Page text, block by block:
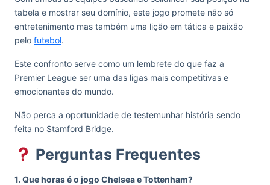
tabela e mostrar seu domínio, este jogo promete não só
entretenimento mas também uma lição em tática e paixão
pelo futebol.
Este confronto serve como um lembrete do que faz a
Premier League ser uma das ligas mais competitivas e
emocionantes do mundo.
Não perca a oportunidade de testemunhar história sendo
feita no Stamford Bridge.
Perguntas Frequentes
1. Que horas é o jogo Chelsea e Tottenham?